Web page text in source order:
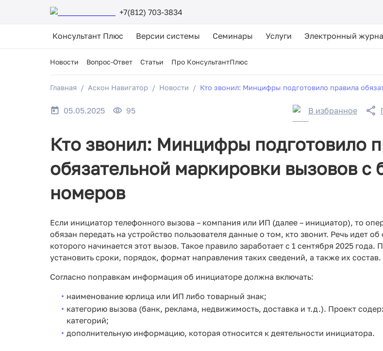
+7(812) 703-3834
Консультант Плюс Версии системы Семинары Услуги Электронный
Новости Вопрос-Ответ Статьи Про КонсультантПлюс
Главная Аскон Навигатор Новости Кто звонил: Минцифры подготовило правила
05.05.2025 95 В избранное
Кто звонил: Минцифры подготовило
обязательной маркировки вызовов с
номеров
Если инициатор телефонного вызова – компания или ИП (далее – инициатор), то
обязан передать на устройство пользователя данные о том, кто звонит. Речь идет об
которого начинается этот вызов. Такое правило заработает с 1 сентября 2025 года.
установить сроки, порядок, формат направления таких сведений, а также их состав.
Согласно поправкам информация об инициаторе должна включать:
наименование юрлица или ИП либо товарный знак;
категорию вызова (банк, реклама, недвижимость, доставка и т.д.). Проект
категорий;
дополнительную информацию, которая относится к деятельности инициатора.